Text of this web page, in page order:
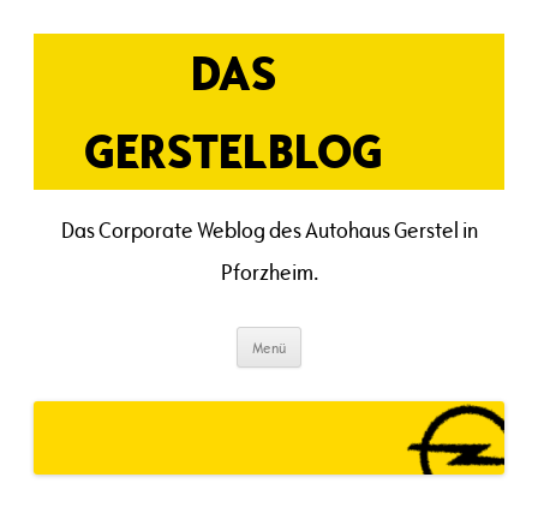
Inhalt
DAS
GERSTELBLOG
Das Corporate Weblog des Autohaus Gerstel in
Pforzheim.
Menü